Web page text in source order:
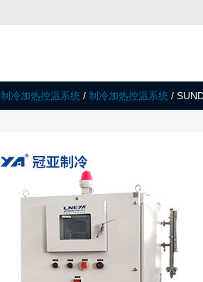
制冷加热控温系统 / 制冷加热控温系统 /